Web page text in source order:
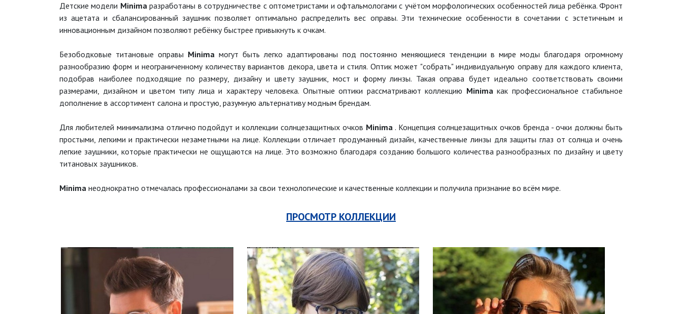
Детские модели Minimaразработаны в сотрудничестве с оптометристами и офтальмологами с учётом морфологических особенностей лица ребёнка. Фронт
из ацетата и сбалансированный заушник позволяет оптимально распределить вес оправы. Эти технические особенности в сочетании с эстетичным и
инновационным дизайном позволяют ребёнку быстрее привыкнуть к очкам.
Безободковые титановые оправы Minimaмогут быть легко адаптированы под постоянно меняющиеся тенденции в мире моды благодаря огромному
разнообразию форм и неограниченному количеству вариантов декора, цвета и стиля. Оптик может "собрать" индивидуальную оправу для каждого клиента,
подобрав наиболее подходящие по размеру, дизайну и цвету заушник, мост и форму линзы. Такая оправа будет идеально соответствовать своими
размерами, дизайном и цветом типу лица и характеру человека. Опытные оптики рассматривают коллекцию Minima как профессиональное стабильное
дополнение в ассортимент салона и простую, разумную альтернативу модным брендам.
Для любителей минимализма отлично подойдут и коллекции солнцезащитных очков Minima. Концепция солнцезащитных очков бренда - очки должны быть
простыми, легкими и практически незаметными на лице. Коллекции отличает продуманный дизайн, качественные линзы для защиты глаз от солнца и очень
легкие заушники, которые практически не ощущаются на лице. Это возможно благодаря созданию большого количества разнообразных по дизайну и цвету
титановых заушников.
Minima неоднократно отмечалась профессионалами за свои технологические и качественные коллекции и получила признание во всём мире.
ПРОСМОТР КОЛЛЕКЦИИ